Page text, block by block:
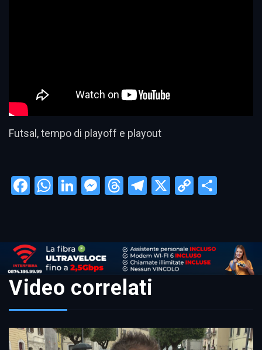
Futsal, tempo di playoff e playout
Facebook
WhatsApp
LinkedIn
Messenger
Threads
Telegram
X
Copy
Video correlati